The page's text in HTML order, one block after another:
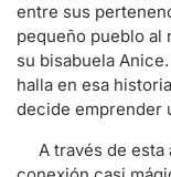
entre sus
pequeño pueblo al
su bisabuela
halla en esa
decide emprender
A través de esta